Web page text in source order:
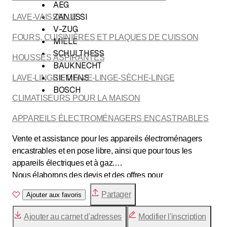
AEG
ZANUSSI
V-ZUG
MIELE
SCHULTHESS
BAUKNECHT
SIEMENS
BOSCH
LAVE-VAISSELLE
FOURS, CUISINIÈRES ET PLAQUES DE CUISSON
HOUSSES ASPIRANTES
LAVE-LINGE ET LAVE-LINGE-SÈCHE-LINGE
CLIMATISEURS POUR LA MAISON
APPAREILS ÉLECTROMÉNAGERS ENCASTRABLES
Vente et assistance pour les appareils électroménagers
encastrables et en pose libre, ainsi que pour tous les
appareils électriques et à gaz.
Nous élaborons des devis et des offres pour
l'ameublement de cuisines, tantpour les particuliers que
pour les administrations et les agences immobilières.
Ajouter aux favoris Partager
Ajouter au carnet d'adresses Modifier l'inscription